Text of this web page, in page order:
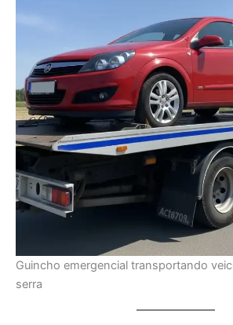
Guincho emergencial transportando
serra